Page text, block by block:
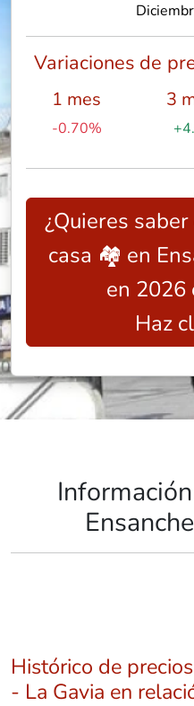
Variaciones de
1 mes
-0.70%
3
¿Quieres
casa 🏘️ en
en 2026
Haz
Histórico de
- La Gavia en